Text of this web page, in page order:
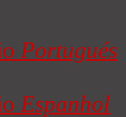
Portugués
Espanhol